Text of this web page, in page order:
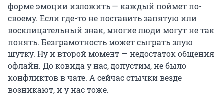
форме эмоции изложить — каждый поймет по-
своему. Если где-то не поставить запятую или
восклицательный знак, многие люди могут не так
понять. Безграмотность может сыграть злую
шутку. Ну и второй момент — недостаток общения
офлайн. До ковида у нас, допустим, не было
конфликтов в чате. А сейчас стычки везде
возникают, и у нас тоже.